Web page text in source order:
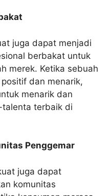
juga dapat menjadi
berbakat untuk
merek. Ketika sebuah
dan menarik,
menarik dan
terbaik di
Penggemar
juga dapat
komunitas